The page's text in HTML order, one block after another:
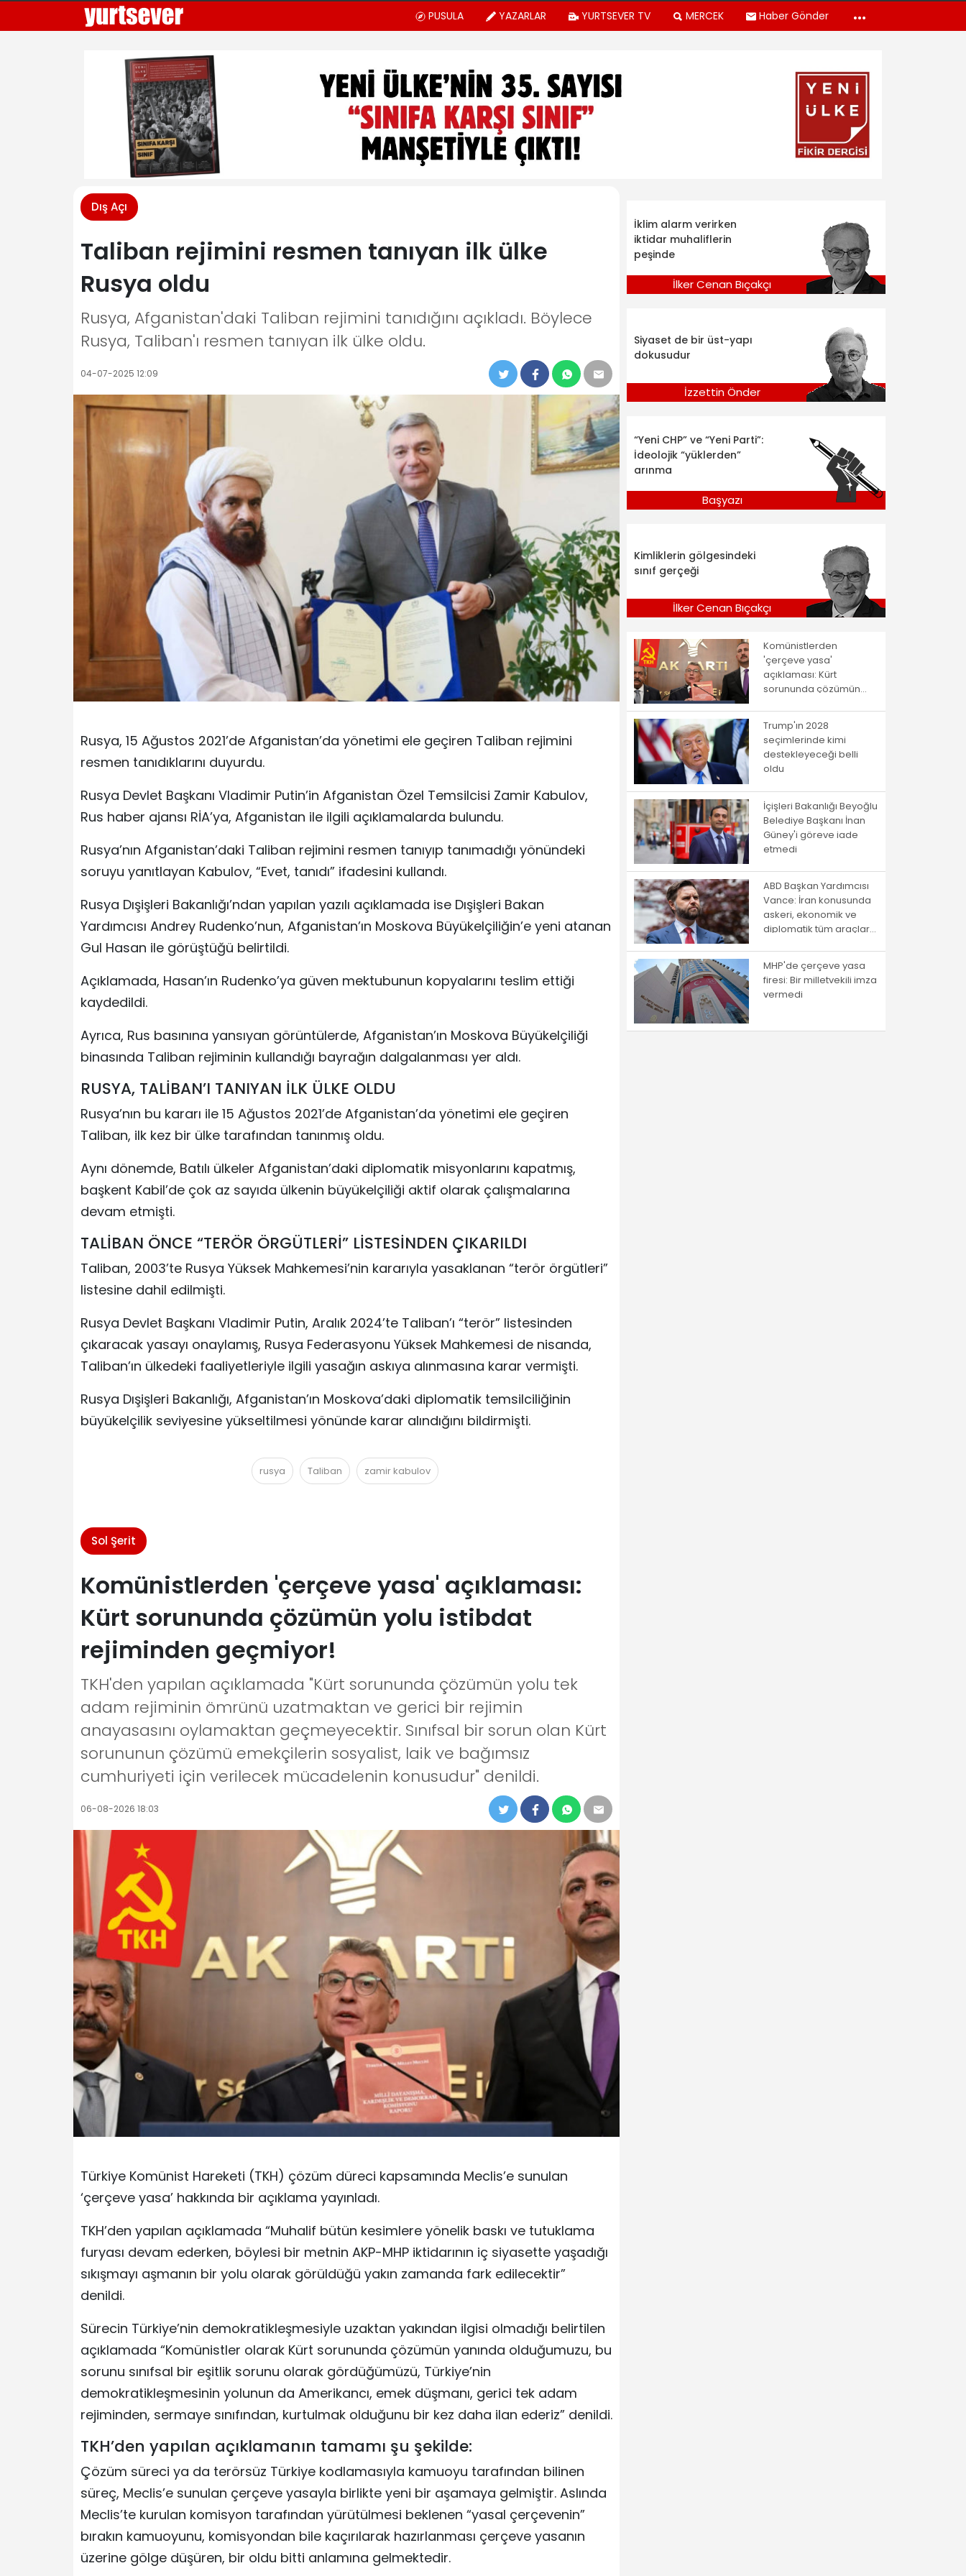
PUSULA YAZARLAR YURTSEVER TV MERCEK Haber Gönder
Dış Açı
Taliban rejimini resmen tanıyan ilk ülke
Rusya oldu
Rusya, Afganistan'daki Taliban rejimini tanıdığını açıkladı. Böylece
Rusya, Taliban'ı resmen tanıyan ilk ülke oldu.
04-07-2025 12:09
Rusya, 15 Ağustos 2021’de Afganistan’da yönetimi ele geçiren Taliban rejimini
resmen tanıdıklarını duyurdu.
Rusya Devlet Başkanı Vladimir Putin’in Afganistan Özel Temsilcisi Zamir Kabulov,
Rus haber ajansı RİA’ya, Afganistan ile ilgili açıklamalarda bulundu.
Rusya’nın Afganistan’daki Taliban rejimini resmen tanıyıp tanımadığı yönündeki
soruyu yanıtlayan Kabulov, “Evet, tanıdı” ifadesini kullandı.
Rusya Dışişleri Bakanlığı’ndan yapılan yazılı açıklamada ise Dışişleri Bakan
Yardımcısı Andrey Rudenko’nun, Afganistan’ın Moskova Büyükelçiliğin’e yeni atanan
Gul Hasan ile görüştüğü belirtildi.
Açıklamada, Hasan’ın Rudenko’ya güven mektubunun kopyalarını teslim ettiği
kaydedildi.
Ayrıca, Rus basınına yansıyan görüntülerde, Afganistan’ın Moskova Büyükelçiliği
binasında Taliban rejiminin kullandığı bayrağın dalgalanması yer aldı.
RUSYA, TALİBAN’I TANIYAN İLK ÜLKE OLDU
Rusya’nın bu kararı ile 15 Ağustos 2021’de Afganistan’da yönetimi ele geçiren
Taliban, ilk kez bir ülke tarafından tanınmış oldu.
Aynı dönemde, Batılı ülkeler Afganistan’daki diplomatik misyonlarını kapatmış,
başkent Kabil’de çok az sayıda ülkenin büyükelçiliği aktif olarak çalışmalarına
devam etmişti.
TALİBAN ÖNCE “TERÖR ÖRGÜTLERİ” LİSTESİNDEN ÇIKARILDI
Taliban, 2003’te Rusya Yüksek Mahkemesi’nin kararıyla yasaklanan “terör örgütleri”
listesine dahil edilmişti.
Rusya Devlet Başkanı Vladimir Putin, Aralık 2024’te Taliban’ı “terör” listesinden
çıkaracak yasayı onaylamış, Rusya Federasyonu Yüksek Mahkemesi de nisanda,
Taliban’ın ülkedeki faaliyetleriyle ilgili yasağın askıya alınmasına karar vermişti.
Rusya Dışişleri Bakanlığı, Afganistan’ın Moskova’daki diplomatik temsilciliğinin
büyükelçilik seviyesine yükseltilmesi yönünde karar alındığını bildirmişti.
rusya Taliban zamir kabulov
Sol Şerit
Komünistlerden 'çerçeve yasa' açıklaması:
Kürt sorununda çözümün yolu istibdat
rejiminden geçmiyor!
TKH'den yapılan açıklamada "Kürt sorununda çözümün yolu tek
adam rejiminin ömrünü uzatmaktan ve gerici bir rejimin
anayasasını oylamaktan geçmeyecektir. Sınıfsal bir sorun olan Kürt
sorununun çözümü emekçilerin sosyalist, laik ve bağımsız
cumhuriyeti için verilecek mücadelenin konusudur" denildi.
06-08-2026 18:03
Türkiye Komünist Hareketi (TKH) çözüm düreci kapsamında Meclis’e sunulan
‘çerçeve yasa’ hakkında bir açıklama yayınladı.
TKH’den yapılan açıklamada “Muhalif bütün kesimlere yönelik baskı ve tutuklama
furyası devam ederken, böylesi bir metnin AKP-MHP iktidarının iç siyasette yaşadığı
sıkışmayı aşmanın bir yolu olarak görüldüğü yakın zamanda fark edilecektir”
denildi.
Sürecin Türkiye’nin demokratikleşmesiyle uzaktan yakından ilgisi olmadığı belirtilen
açıklamada “Komünistler olarak Kürt sorununda çözümün yanında olduğumuzu, bu
sorunu sınıfsal bir eşitlik sorunu olarak gördüğümüzü, Türkiye’nin
demokratikleşmesinin yolunun da Amerikancı, emek düşmanı, gerici tek adam
rejiminden, sermaye sınıfından, kurtulmak olduğunu bir kez daha ilan ederiz” denildi.
TKH’den yapılan açıklamanın tamamı şu şekilde:
Çözüm süreci ya da terörsüz Türkiye kodlamasıyla kamuoyu tarafından bilinen
süreç, Meclis’e sunulan çerçeve yasayla birlikte yeni bir aşamaya gelmiştir. Aslında
Meclis’te kurulan komisyon tarafından yürütülmesi beklenen “yasal çerçevenin”
bırakın kamuoyunu, komisyondan bile kaçırılarak hazırlanması çerçeve yasanın
üzerine gölge düşüren, bir oldu bitti anlamına gelmektedir.
İklim alarm verirken
iktidar muhaliflerin
peşinde
İlker Cenan Bıçakçı
Siyaset de bir üst-yapı
dokusudur
İzzettin Önder
“Yeni CHP” ve “Yeni Parti”:
İdeolojik “yüklerden”
arınma
Başyazı
Kimliklerin gölgesindeki
sınıf gerçeği
İlker Cenan Bıçakçı
Komünistlerden
'çerçeve yasa'
açıklaması: Kürt
sorununda çözümün
geçmiyor!
Trump'ın 2028
seçimlerinde kimi
destekleyeceği belli
oldu
İçişleri Bakanlığı Beyoğlu
Belediye Başkanı İnan
Güney'i göreve iade
etmedi
ABD Başkan Yardımcısı
Vance: İran konusunda
askeri, ekonomik ve
diplomatik tüm araçlar
MHP'de çerçeve yasa
firesi: Bir milletvekili imza
vermedi